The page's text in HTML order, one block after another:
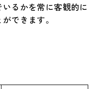
るかを常に客観的に
できます。